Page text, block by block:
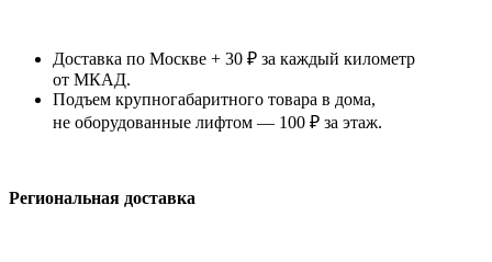
Доставка по Москве + 30 ₽ за каждый километр
от МКАД.
Подъем крупногабаритного товара в дома,
не оборудованные лифтом — 100 ₽ за этаж.
Региональная доставка